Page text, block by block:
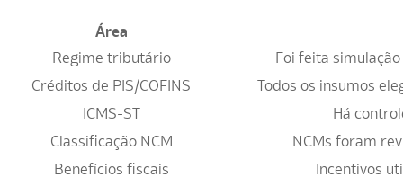
Área
Regime tributário
Foi feita
Créditos de PIS/COFINS
Todos os insumos
ICMS-ST
Há
Classificação NCM
NCMs foram
Benefícios fiscais
Incentivos